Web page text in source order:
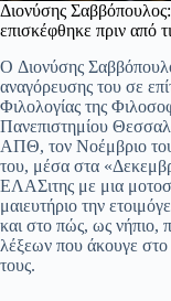
Διονύσης
επισκέφθηκε πριν από
O Διονύσης
αναγόρευσης του σε
Φιλολογίας της
Πανεπιστημίου
ΑΠΘ, τον Νοέμβριο
του, μέσα στα
ΕΛΑΣιτης με μια
μαιευτήριο την
και στο πώς, ως νήπιο,
λέξεων που άκουγε
τους.